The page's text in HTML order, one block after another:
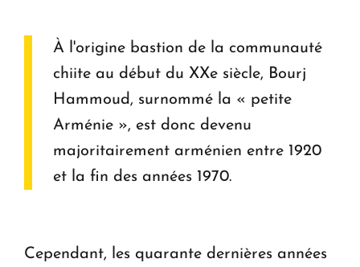
À l'origine bastion de la communauté
chiite au début du XXe siècle, Bourj
Hammoud, surnommé la « petite
Arménie », est donc devenu
majoritairement arménien entre 1920
et la fin des années 1970.
Cependant, les quarante dernières années